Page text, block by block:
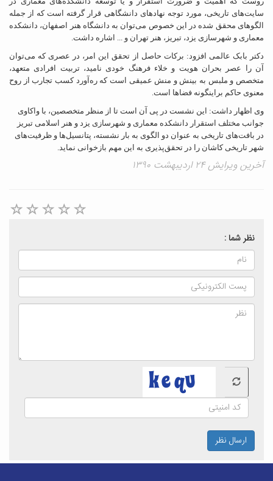
سایت‌های تاریخی، مورد توجه نهادهای دانشگاهی قرار گرفته است که از جمله
الگوهای محقق شده در این خصوص می‌توان به دانشگاه هنر اصفهان، دانشکده
معماری و شهرسازی یزد، تبریز، هنر تهران و ... اشاره داشت.
دکتر بابک عالمی افزود: برکات حاصل از تحقق این امر، در عصری که می‌توان
آن‌ را عصر بحران هویت و خلاء فرهنگ خودی نامید، تربیت افرادی متعهد،
متخصص و ملبس به بینش و منش عمیقی است که ره‌آورد کسب تجارب از روح
معنوی حاکم براینگونه فضاها است.
وی اظهار داشت: این نشست در پی آن است تا از منظر متخصصین، با واکاوی
جوانب مختلف استقرار دانشکده معماری و شهرسازی یزد و هنر اسلامی تبریز
در بافت‌های تاریخی به عنوان دو الگوی به بار نشسته، پتانسیل‌ها و ظرفیت‌های
شهر تاریخی کاشان را در تحقق‌پذیری به این مهم بازخوانی نماید.
آخرین ویرایش ۲۴ اردیبهشت ۱۳۹۰
نظر شما :
ارسال نظر